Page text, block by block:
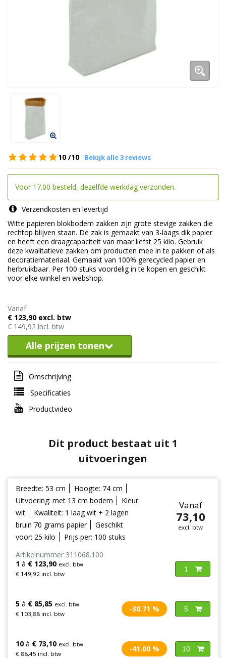
10 /10 Bekijk alle 3 reviews
Voor 17.00 besteld, dezelfde werkdag verzonden.
Verzendkosten en levertijd
Witte papieren blokbodem zakken zijn grote stevige zakken die
rechtop blijven staan. De zak is gemaakt van 3-laags dik papier
en heeft een draagcapaciteit van maar liefst 25 kilo. Gebruik
deze kwalitatieve zakken om producten mee in te pakken of als
decoratiemateriaal. Gemaakt van 100% gerecycled papier en
herbruikbaar. Per 100 stuks voordelig in te kopen en geschikt
voor elke winkel en webshop.
Vanaf
€ 123,90 excl. btw
€ 149,92 incl. btw
Alle prijzen tonen
Omschrijving
Specificaties
Productvideo
Dit product bestaat uit 1
uitvoeringen
Breedte: 53 cm
Hoogte: 74 cm
Uitvoering: met 13 cm bodem
Kleur:
wit
Kwaliteit: 1 laag wit + 2 lagen
bruin 70 grams papier
Geschikt
voor: 25 kilo
Prijs per: 100 stuks
Vanaf
73,10
excl. btw
Artikelnummer 311068.100
1 à € 123,90 excl. btw
€ 149,92 incl. btw
1
5 à € 85,85 excl. btw
€ 103,88 incl. btw
-30.71 % 5
10 à € 73,10 excl. btw
€ 88,45 incl. btw
-41.00 % 10